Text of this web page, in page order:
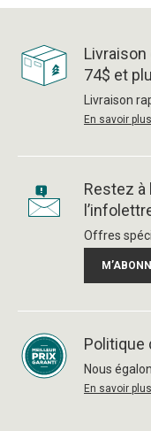
Livraison
74$ et
Livraison
En savoir plus
Restez à
Offres
Politique
Nous
En savoir plus